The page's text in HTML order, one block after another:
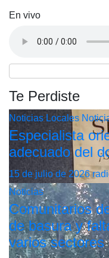
En vivo
Te Perdiste
Noticias Locales
Especialista
adecuado del
15 de julio de 2026
Noticias
Comunitarios
de basura y
varios sectores